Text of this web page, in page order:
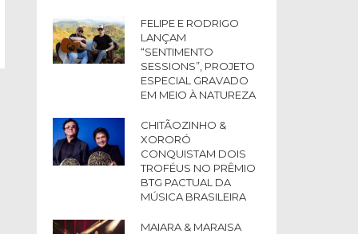
FELIPE E RODRIGO
LANÇAM
“SENTIMENTO
SESSIONS”, PROJETO
ESPECIAL GRAVADO
EM MEIO À NATUREZA
CHITÃOZINHO &
XORORÓ
CONQUISTAM DOIS
TROFÉUS NO PRÊMIO
BTG PACTUAL DA
MÚSICA BRASILEIRA
MAIARA & MARAISA